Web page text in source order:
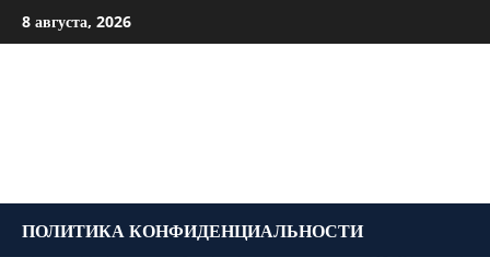
Перейти
к
8 августа, 2026
ПОЛИТИКА КОНФИДЕНЦИАЛЬНОСТИ